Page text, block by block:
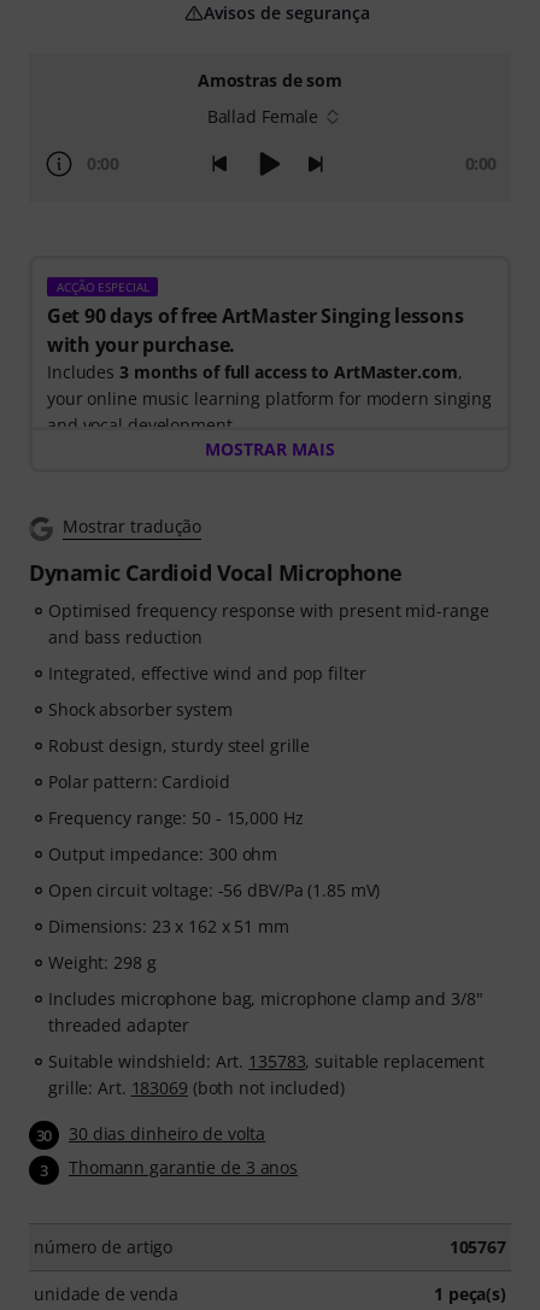
Amostras de som
Ballad Female
0:00 0:00
ACÇÃO ESPECIAL
Get 90 days of free ArtMaster Singing lessons
with your purchase.
Includes3 months of full access to ArtMaster.com,
your online music learning platform for modern singing
and vocal development.
days voucher code giving you full access to our
premium
Singing for Beginnerscourse, taught by
Stevvi Alexander, who has worked with artists
includingBarbra Streisand, Justin Timberlake and
Britney Spears.
Learn essential singing techniques through
step video lessons, covering breathing, vocal control,
pitch, resonance, vocal health, confidence, and
practical exercises to help you develop your voice from
or want to improve your technique, the course provides
a structured path to becoming a more confident singer.
automatically receive your activation code by email. The
subscription expires automatically after the 90-days
access period.
MOSTRAR MAIS
Mostrar tradução
Dynamic Cardioid Vocal Microphone
Optimised frequency response with present mid-range
and bass reduction
Integrated, effective wind and pop filter
Shock absorber system
Robust design, sturdy steel grille
Polar pattern: Cardioid
Frequency range: 50 - 15,000 Hz
Output impedance: 300 ohm
Open circuit voltage: -56 dBV/Pa (1.85 mV)
Dimensions: 23 x 162 x 51 mm
Weight: 298 g
Includes microphone bag, microphone clamp and 3/8"
threaded adapter
Suitable windshield: Art. 135783, suitable replacement
grille: Art. 183069 (both not included)
30 30 dias dinheiro de volta
3 Thomann garantie de 3 anos
número de artigo 105767
unidade de venda 1 peça(s)
Avisos de segurança